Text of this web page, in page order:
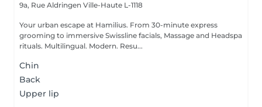
9a, Rue Aldringen Ville-Haute L-1118
Your urban escape at Hamilius. From 30-minute express
grooming to immersive Swissline facials, Massage and Headspa
rituals. Multilingual. Modern. Resu...
Chin
Back
Upper lip